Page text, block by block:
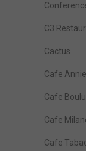
C3
Cactus
Cafe Annie
Cafe
Cafe
Cafe